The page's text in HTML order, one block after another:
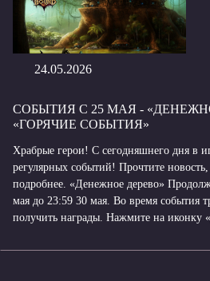
24.05.2026
СОБЫТИЯ С 25 МАЯ -
«ГОРЯЧИЕ СОБЫТИЯ»
Храбрые герои! С сегодняшнего дня в
регулярных событий! Прочтите
подробнее. «Денежное дерево»
мая до 23:59 30 мая. Во время события
получить награды. Нажмите на иконку